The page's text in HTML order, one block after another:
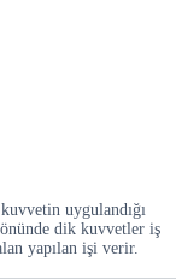
uygulandığı
dik kuvvetler iş
yapılan işi verir.